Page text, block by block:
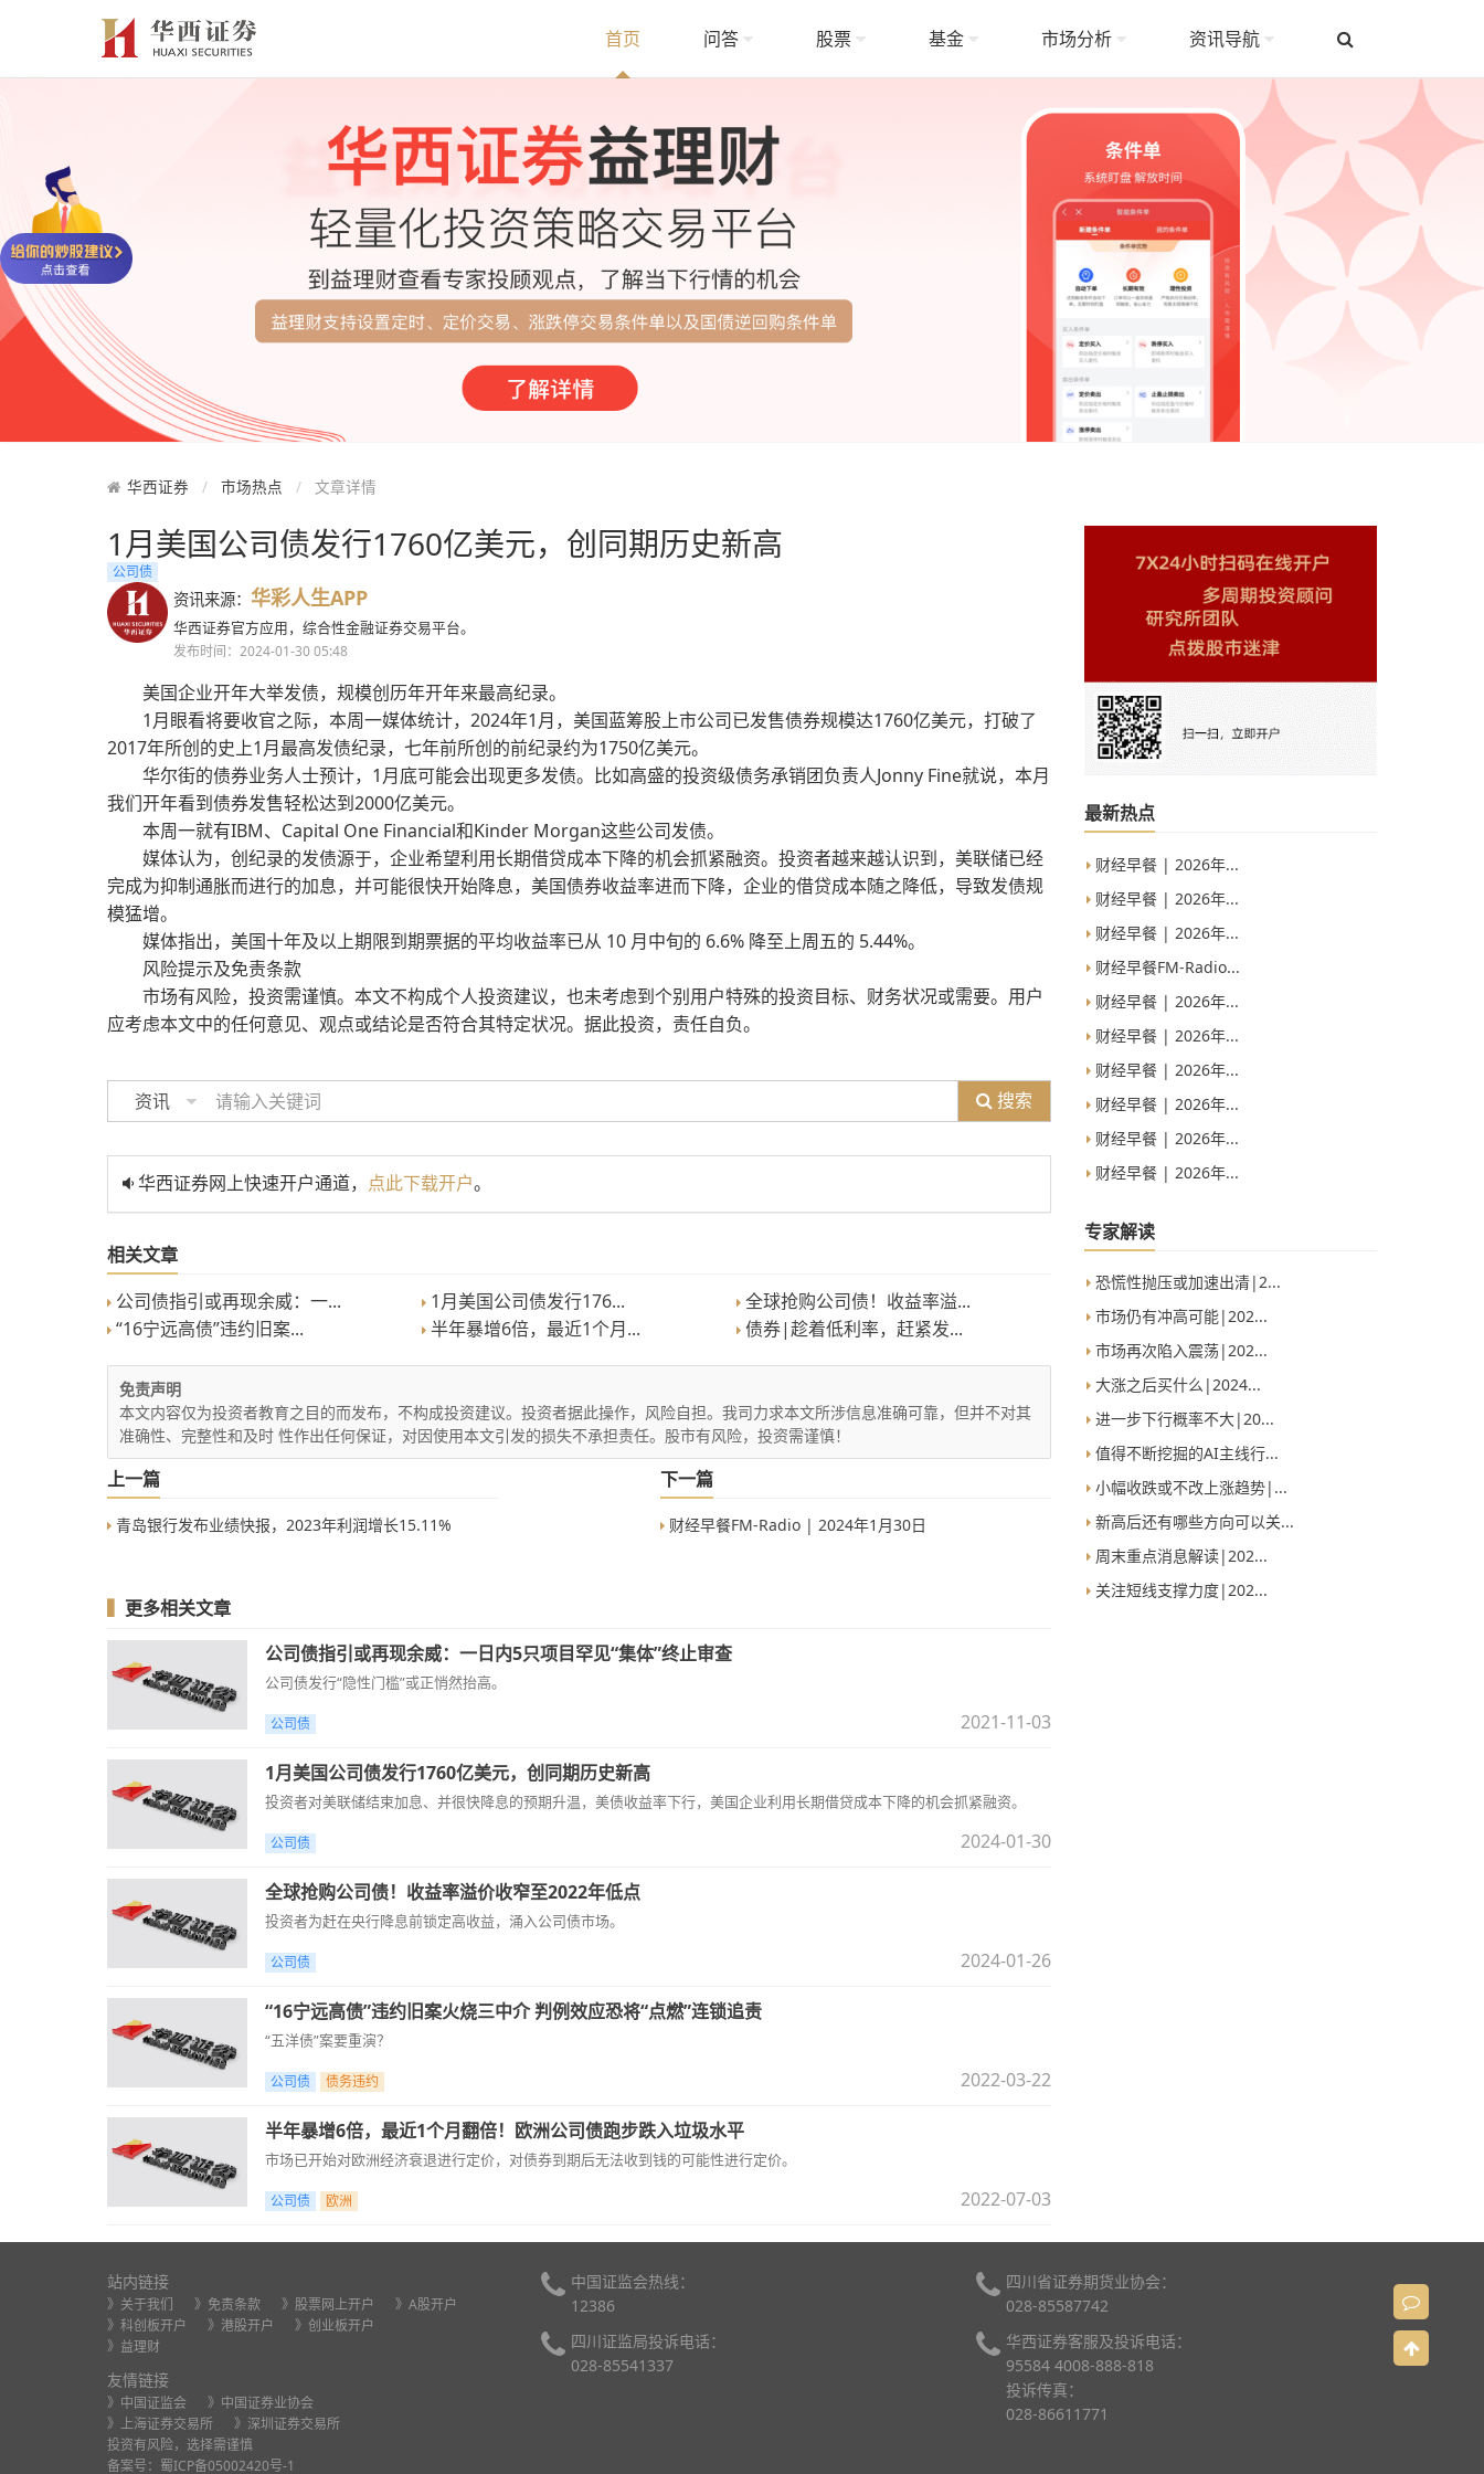
首页 问答 股票 基金 市场分析 资讯导航
华西证券 市场热点 文章详情
1月美国公司债发行1760亿美元，创同期历史新高
公司债
资讯来源： 华彩人生APP
华西证券官方应用，综合性金融证券交易平台。
发布时间：2024-01-30 05:48
美国企业开年大举发债，规模创历年开年来最高纪录。
1月眼看将要收官之际，本周一媒体统计，2024年1月，美国蓝筹股上市公司已发售债券规模达1760亿美元，打破了
2017年所创的史上1月最高发债纪录，七年前所创的前纪录约为1750亿美元。
华尔街的债券业务人士预计，1月底可能会出现更多发债。比如高盛的投资级债务承销团负责人Jonny Fine就说，本月
我们开年看到债券发售轻松达到2000亿美元。
本周一就有IBM、Capital One Financial和Kinder Morgan这些公司发债。
媒体认为，创纪录的发债源于，企业希望利用长期借贷成本下降的机会抓紧融资。投资者越来越认识到，美联储已经
完成为抑制通胀而进行的加息，并可能很快开始降息，美国债券收益率进而下降，企业的借贷成本随之降低，导致发债规
模猛增。
媒体指出，美国十年及以上期限到期票据的平均收益率已从 10 月中旬的 6.6% 降至上周五的 5.44%。
风险提示及免责条款
市场有风险，投资需谨慎。本文不构成个人投资建议，也未考虑到个别用户特殊的投资目标、财务状况或需要。用户
应考虑本文中的任何意见、观点或结论是否符合其特定状况。据此投资，责任自负。
资讯 搜索
华西证券网上快速开户通道， 点此下载开户。
相关文章
公司债指引或再现余威：一...
1月美国公司债发行176...
全球抢购公司债！收益率溢...
“16宁远高债”违约旧案...
半年暴增6倍，最近1个月... 债券|趁着低利率，赶紧发...
免责声明
本文内容仅为投资者教育之目的而发布，不构成投资建议。投资者据此操作，风险自担。我司力求本文所涉信息准确可靠，但并不对其
准确性、完整性和及时 性作出任何保证，对因使用本文引发的损失不承担责任。股市有风险，投资需谨慎！
上一篇
青岛银行发布业绩快报，2023年利润增长15.11%
下一篇
财经早餐FM-Radio | 2024年1月30日
更多相关文章
公司债指引或再现余威：一日内5只项目罕见“集体”终止审查
公司债发行“隐性门槛”或正悄然抬高。
公司债 2021-11-03
1月美国公司债发行1760亿美元，创同期历史新高
投资者对美联储结束加息、并很快降息的预期升温，美债收益率下行，美国企业利用长期借贷成本下降的机会抓紧融资。
公司债 2024-01-30
全球抢购公司债！收益率溢价收窄至2022年低点
投资者为赶在央行降息前锁定高收益，涌入公司债市场。
公司债 2024-01-26
“16宁远高债”违约旧案火烧三中介 判例效应恐将“点燃”连锁追责
“五洋债”案要重演？
公司债 债务违约 2022-03-22
半年暴增6倍，最近1个月翻倍！欧洲公司债跑步跌入垃圾水平
市场已开始对欧洲经济衰退进行定价，对债券到期后无法收到钱的可能性进行定价。
公司债 欧洲 2022-07-03
最新热点
财经早餐 | 2026年...
财经早餐 | 2026年...
财经早餐 | 2026年...
财经早餐FM-Radio...
财经早餐 | 2026年...
财经早餐 | 2026年...
财经早餐 | 2026年...
财经早餐 | 2026年...
财经早餐 | 2026年...
财经早餐 | 2026年...
专家解读
恐慌性抛压或加速出清|2...
市场仍有冲高可能|202...
市场再次陷入震荡|202...
大涨之后买什么|2024...
进一步下行概率不大|20...
值得不断挖掘的AI主线行...
小幅收跌或不改上涨趋势|...
新高后还有哪些方向可以关...
周末重点消息解读|202...
关注短线支撑力度|202...
站内链接
》关于我们 》免责条款 》股票网上开户
》A股开户
》科创板开户
》港股开户
》创业板开户
》益理财
友情链接
》中国证监会
》中国证券业协会
》上海证券交易所
》深圳证券交易所
中国证监会热线：
12386
四川证监局投诉电话：
028-85541337
四川省证券期货业协会：
028-85587742
华西证券客服及投诉电话：
95584 4008-888-818
投诉传真：
028-86611771
投资有风险，选择需谨慎
备案号： 蜀ICP备05002420号-1